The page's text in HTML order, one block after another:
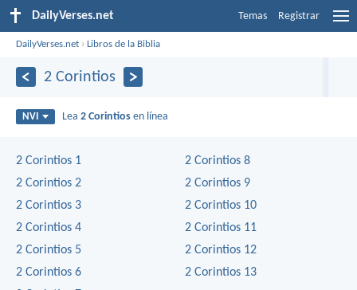
DailyVerses.net Temas Registrar
DailyVerses.net ›Libros de la Biblia
2 Corintios
NVI Lea2 Corintios en línea
2 Corintios 1
2 Corintios 2
2 Corintios 3
2 Corintios 4
2 Corintios 5
2 Corintios 6
2 Corintios 8
2 Corintios 9
2 Corintios 10
2 Corintios 11
2 Corintios 12
2 Corintios 13